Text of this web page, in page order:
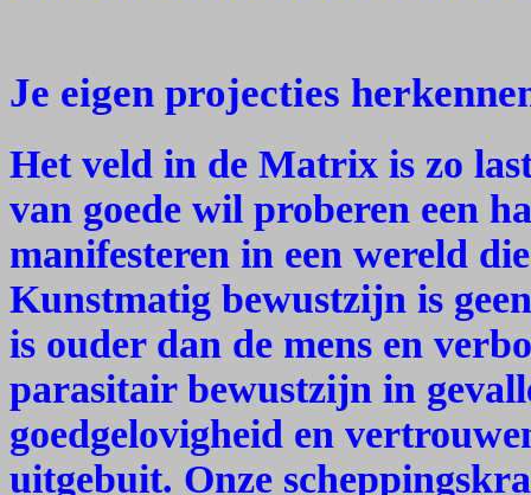
Je eigen projecties
Het veld in de Matrix is zo
van goede wil proberen een
manifesteren in een wereld
Kunstmatig bewustzijn is
is ouder dan de mens en
parasitair bewustzijn in
goedgelovigheid en
uitgebuit. Onze